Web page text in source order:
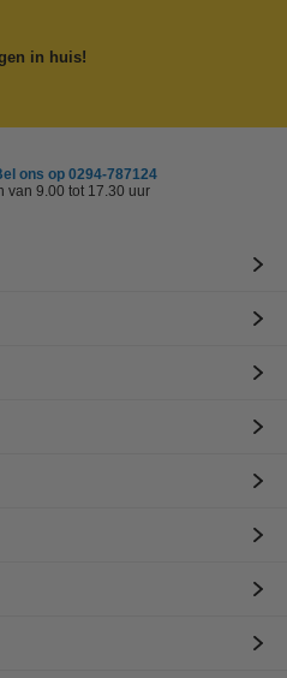
in huis!
ons op 0294-787124
van 9.00 tot 17.30 uur